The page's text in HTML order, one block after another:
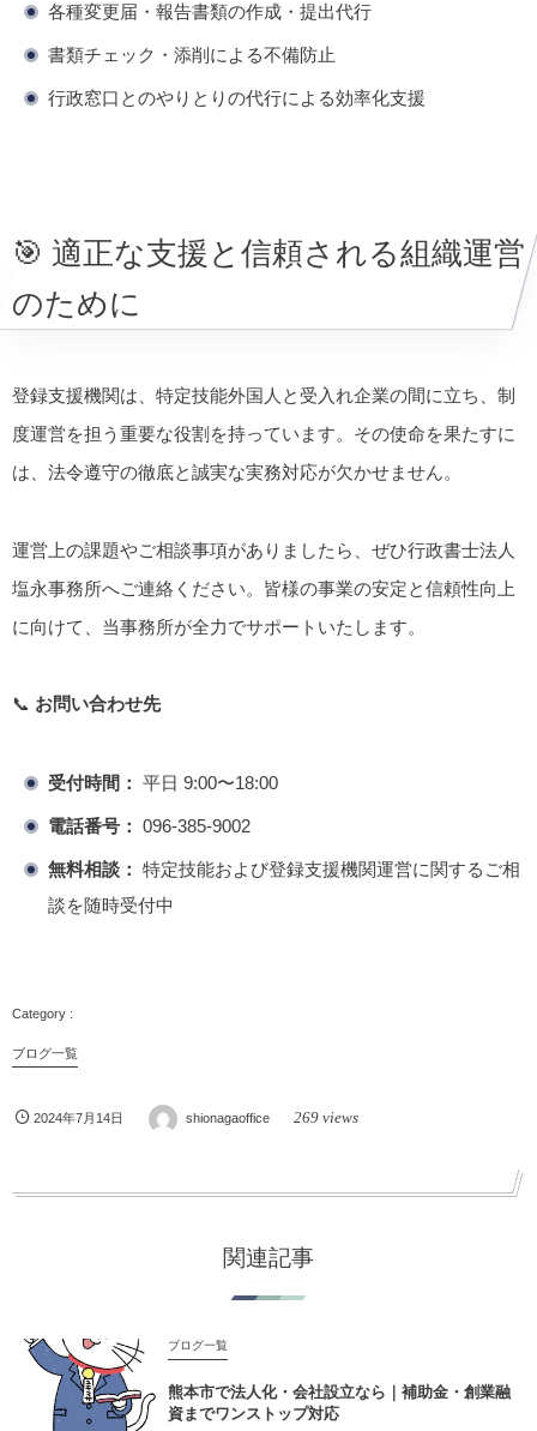
各種変更届・報告書類の作成・提出代行
書類チェック・添削による不備防止
行政窓口とのやりとりの代行による効率化支援
🎯 適正な支援と信頼される組織運営
のために
登録支援機関は、特定技能外国人と受入れ企業の間に立ち、制
度運営を担う重要な役割を持っています。その使命を果たすに
は、法令遵守の徹底と誠実な実務対応が欠かせません。
運営上の課題やご相談事項がありましたら、ぜひ行政書士法人
塩永事務所へご連絡ください。皆様の事業の安定と信頼性向上
に向けて、当事務所が全力でサポートいたします。
📞 お問い合わせ先
受付時間： 平日 9:00〜18:00
電話番号： 096-385-9002
無料相談： 特定技能および登録支援機関運営に関するご相
談を随時受付中
ブログ一覧
2024年7月14日 shionagaoffice 269 views
関連記事
ブログ一覧
熊本市で法人化・会社設立なら｜補助金・創業融
資までワンストップ対応